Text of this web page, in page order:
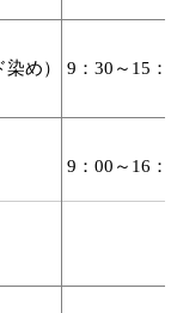
め）
9：30～15：
9：00～16：